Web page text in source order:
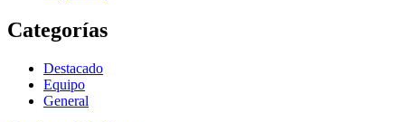
Categorías
Destacado
Equipo
General